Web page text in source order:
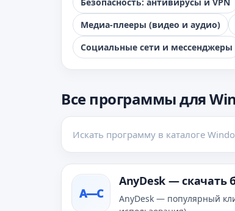
Медиа-плееры (видео и аудио)
Социальные сети и мессенджеры
Все программы для
A—С
AnyDesk — скачать
AnyDesk — популярный